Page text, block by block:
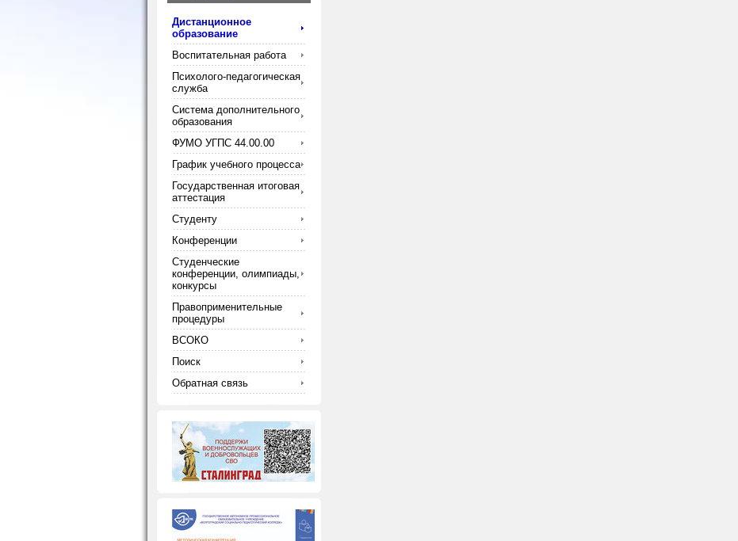
Дистанционное
образование
Воспитательная работа
Психолого-педагогическая
служба
Система дополнительного
образования
ФУМО УГПС 44.00.00
График учебного процесса
Государственная итоговая
аттестация
Студенту
Конференции
Студенческие
конференции, олимпиады,
конкурсы
Правоприменительные
процедуры
ВСОКО
Поиск
Обратная связь